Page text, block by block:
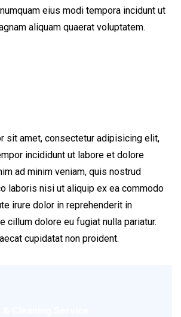
eius modi tempora incidunt ut
aliquam quaerat voluptatem.
sit amet, consectetur adipisicing elit,
incididunt ut labore et dolore
ad minim veniam, quis nostrud
laboris nisi ut aliquip ex ea commodo
irure dolor in reprehenderit in
cillum dolore eu fugiat nulla pariatur.
cupidatat non proident.